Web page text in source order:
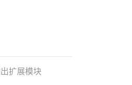
扩展模块